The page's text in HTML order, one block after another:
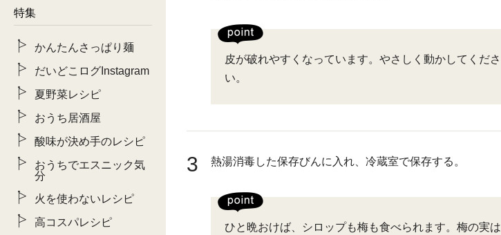
皮が破れやすくなっています。やさしく動かしてくださ
い。
3 熱湯消毒した保存びんに入れ、冷蔵室で保存する。
ひと晩おけば、シロップも梅も食べられます。梅の実は
特集
かんたんさっぱり麺
だいどこログInstagram
夏野菜レシピ
おうち居酒屋
酸味が決め手のレシピ
おうちでエスニック気
分
火を使わないレシピ
高コスパレシピ